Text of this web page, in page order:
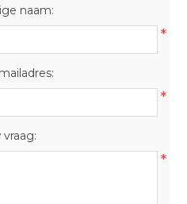
naam:
*
*
vraag:
*